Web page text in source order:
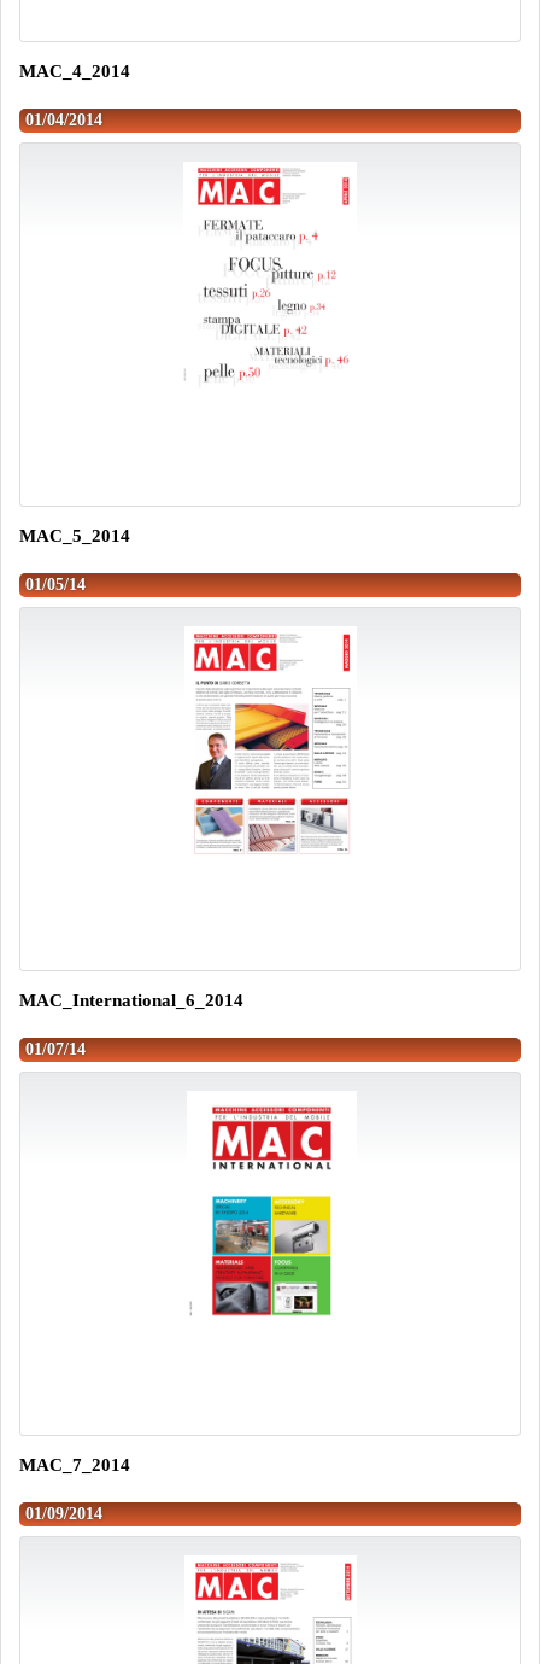
MAC_4_2014
01/04/2014
MAC_5_2014
01/05/14
MAC_International_6_2014
01/07/14
MAC_7_2014
01/09/2014